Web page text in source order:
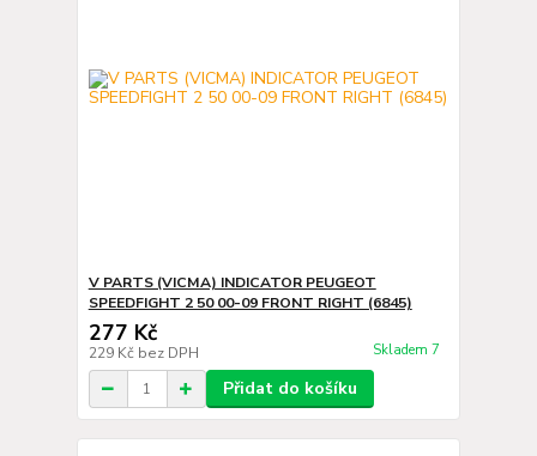
V PARTS (VICMA) INDICATOR PEUGEOT
SPEEDFIGHT 2 50 00-09 FRONT RIGHT (6845)
277 Kč
229 Kč bez DPH Skladem 7
Přidat do košíku